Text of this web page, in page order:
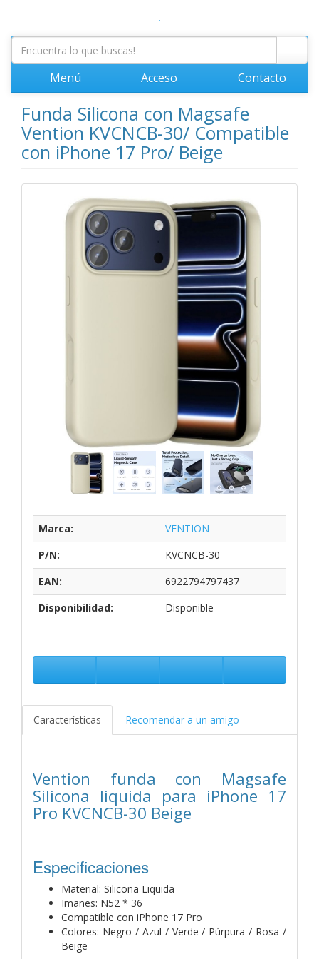
.
Menú Acceso Contacto
Funda Silicona con Magsafe
Vention KVCNCB-30/ Compatible
con iPhone 17 Pro/ Beige
Marca:
VENTION
P/N:
KVCNCB-30
EAN:
6922794797437
Disponibilidad:
Disponible
Características Recomendar a un amigo
Vention funda con Magsafe
Silicona liquida para iPhone 17
Pro KVCNCB-30 Beige
Especificaciones
Material: Silicona Liquida
Imanes: N52 * 36
Compatible con iPhone 17 Pro
Colores: Negro / Azul / Verde / Púrpura / Rosa /
Beige